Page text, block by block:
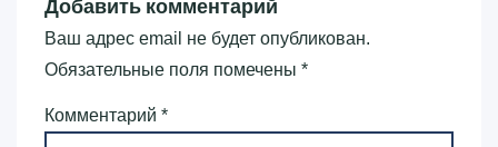
Добавить комментарий
Ваш адрес email не будет опубликован.
Обязательные поля помечены *
Комментарий *